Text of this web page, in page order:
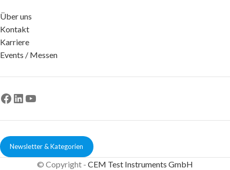
Über uns
Kontakt
Karriere
Events / Messen
Newsletter & Kategorien
© Copyright - CEM Test Instruments GmbH